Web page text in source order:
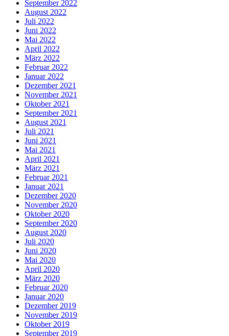
September 2022
August 2022
Juli 2022
Juni 2022
Mai 2022
April 2022
März 2022
Februar 2022
Januar 2022
Dezember 2021
November 2021
Oktober 2021
September 2021
August 2021
Juli 2021
Juni 2021
Mai 2021
April 2021
März 2021
Februar 2021
Januar 2021
Dezember 2020
November 2020
Oktober 2020
September 2020
August 2020
Juli 2020
Juni 2020
Mai 2020
April 2020
März 2020
Februar 2020
Januar 2020
Dezember 2019
November 2019
Oktober 2019
September 2019